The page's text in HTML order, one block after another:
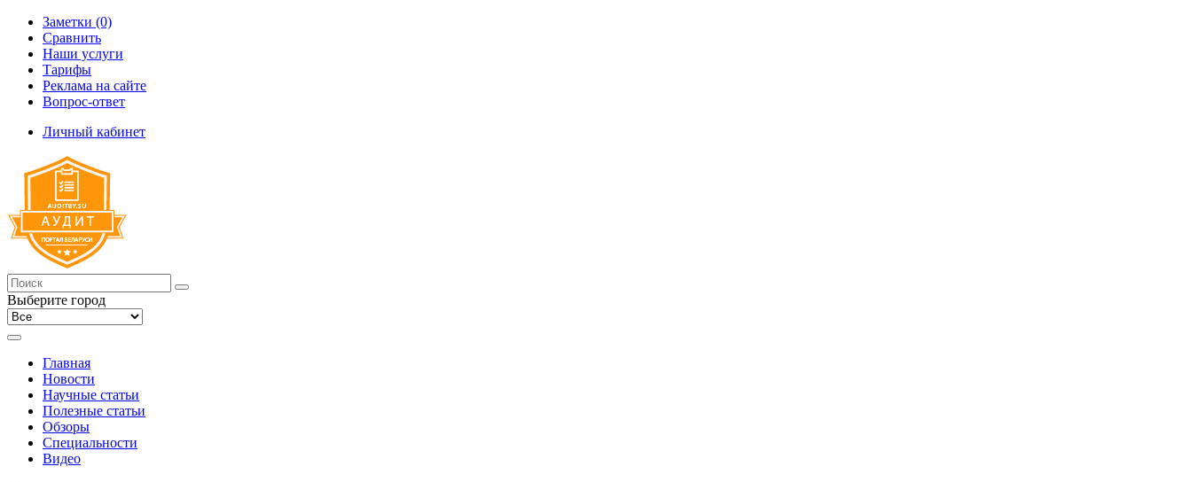
Заметки (0)
Сравнить
Наши услуги
Тарифы
Реклама на сайте
Вопрос-ответ
Личный кабинет
Выберите город
Главная
Новости
Научные статьи
Полезные статьи
Обзоры
Специальности
Видео